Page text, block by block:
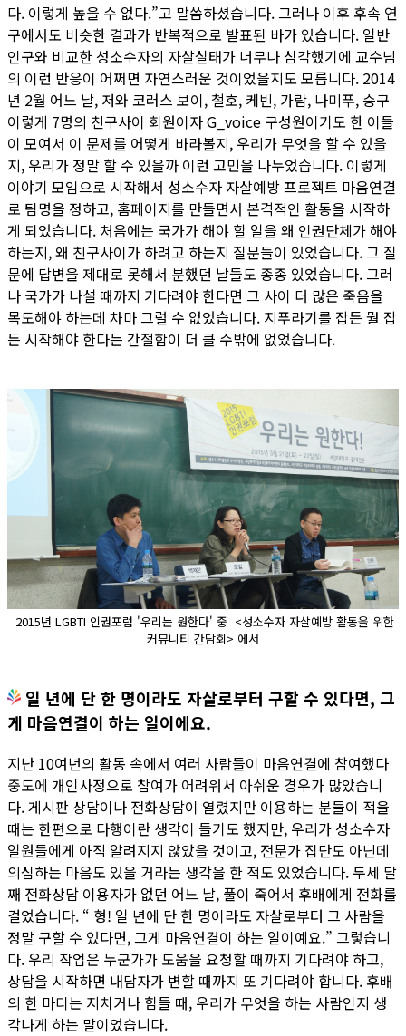
다. 이렇게 높을 수 없다.”고 말씀하셨습니다. 그러나 이후 후속 연
구에서도 비슷한 결과가 반복적으로 발표된 바가 있습니다. 일반
인구와 비교한 성소수자의 자살실태가 너무나 심각했기에 교수님
의 이런 반응이 어쩌면 자연스러운 것이었을지도 모릅니다. 2014
년 2월 어느 날, 저와 코러스 보이, 철호, 케빈, 가람, 나미푸, 승구
이렇게 7명의 친구사이 회원이자 G_voice 구성원이기도 한 이들
이 모여서 이 문제를 어떻게 바라볼지, 우리가 무엇을 할 수 있을
지, 우리가 정말 할 수 있을까 이런 고민을 나누었습니다. 이렇게
이야기 모임으로 시작해서 성소수자 자살예방 프로젝트 마음연결
로 팀명을 정하고, 홈페이지를 만들면서 본격적인 활동을 시작하
게 되었습니다. 처음에는 국가가 해야 할 일을 왜 인권단체가 해야
하는지, 왜 친구사이가 하려고 하는지 질문들이 있었습니다. 그 질
문에 답변을 제대로 못해서 분했던 날들도 종종 있었습니다. 그러
나 국가가 나설 때까지 기다려야 한다면 그 사이 더 많은 죽음을
목도해야 하는데 차마 그럴 수 없었습니다. 지푸라기를 잡든 뭘 잡
든 시작해야 한다는 간절함이 더 클 수밖에 없었습니다.
2015년 LGBTI 인권포럼 '우리는 원한다' 중 <성소수자 자살예방 활동을 위한
커뮤니티 간담회> 에서
일 년에 단 한 명이라도 자살로부터 구할 수 있다면, 그
게 마음연결이 하는 일이에요.
지난 10여년의 활동 속에서 여러 사람들이 마음연결에 참여했다
중도에 개인사정으로 참여가 어려워서 아쉬운 경우가 많았습니
다. 게시판 상담이나 전화상담이 열렸지만 이용하는 분들이 적을
때는 한편으로 다행이란 생각이 들기도 했지만, 우리가 성소수자
일원들에게 아직 알려지지 않았을 것이고, 전문가 집단도 아닌데
의심하는 마음도 있을 거라는 생각을 한 적도 있었습니다. 두세 달
째 전화상담 이용자가 없던 어느 날, 풀이 죽어서 후배에게 전화를
걸었습니다. “ 형! 일 년에 단 한 명이라도 자살로부터 그 사람을
정말 구할 수 있다면, 그게 마음연결이 하는 일이예요.” 그렇습니
다. 우리 작업은 누군가가 도움을 요청할 때까지 기다려야 하고,
상담을 시작하면 내담자가 변할 때까지 또 기다려야 합니다. 후배
의 한 마디는 지치거나 힘들 때, 우리가 무엇을 하는 사람인지 생
각나게 하는 말이었습니다.